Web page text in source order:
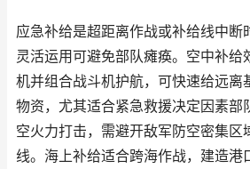
应急补给是超距离作战或补给线中断
灵活运用可避免部队瘫痪。空中补给
机并组合战斗机护航，可快速给远离
物资，尤其适合紧急救援决定因素部
空火力打击，需避开敌军防空密集区
线。海上补给适合跨海作战，建造港